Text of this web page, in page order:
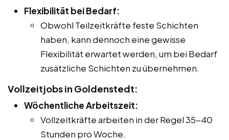
Flexibilität bei Bedarf:
Obwohl Teilzeitkräfte feste Schichten
haben, kann dennoch eine gewisse
Flexibilität erwartet werden, um bei Bedarf
zusätzliche Schichten zu übernehmen.
Vollzeitjobs in Goldenstedt:
Wöchentliche Arbeitszeit:
Vollzeitkräfte arbeiten in der Regel 35-40
Stunden pro Woche.